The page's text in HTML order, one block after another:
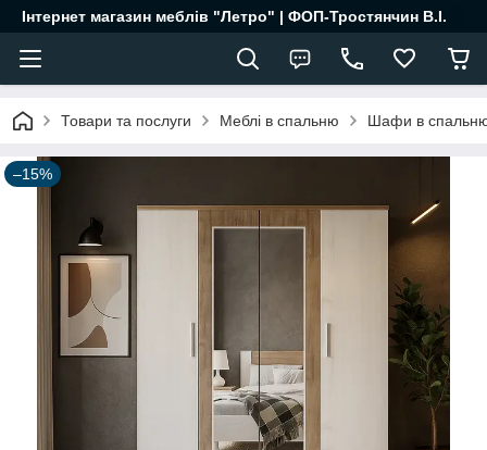
Інтернет магазин меблів "Летро" | ФОП-Тростянчин В.І.
Товари та послуги Меблі в спальню Шафи в
–15%